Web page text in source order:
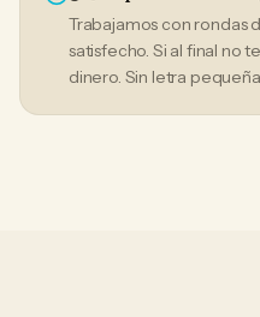
Trabajamos con rondas
satisfecho. Si al final no
dinero. Sin letra